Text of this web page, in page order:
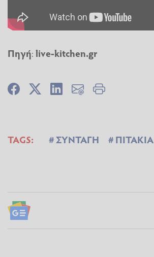
Πηγή:live-kitchen.gr
TAGS: ΣΥΝΤΑΓΗ ΠΙΤΑΚΙΑ